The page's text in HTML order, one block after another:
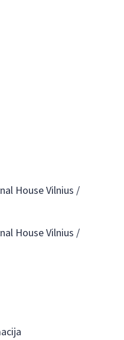
House Vilnius /
House Vilnius /